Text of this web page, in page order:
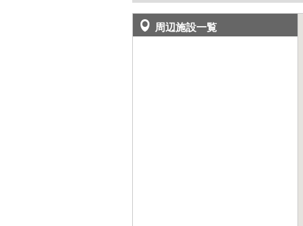
周辺施設一覧